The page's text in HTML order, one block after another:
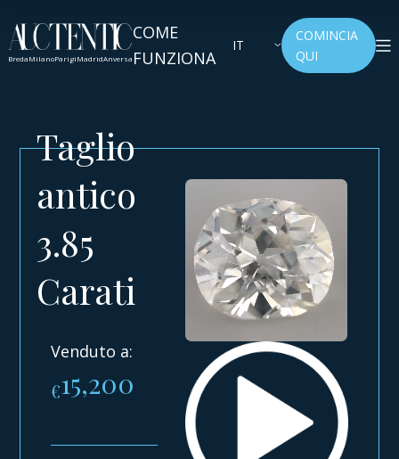
BredaMilanoParigiMadridAnversa
COME
FUNZIONA
IT
COMINCIA
QUI
Taglio
antico
3.85
Carati
Venduto a:
€15,200